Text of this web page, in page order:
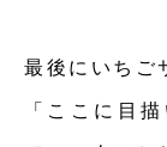
最後にいちご
「ここに目